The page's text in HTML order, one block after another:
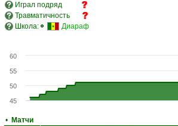
Играл подряд
Травматичность
Школа:
Диараф
45
50
55
60
• Матчи